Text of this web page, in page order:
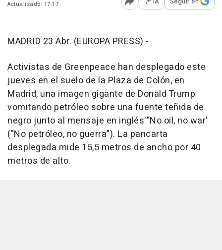
Actualizado: 17:17
Abrir opciones para
MADRID 23 Abr. (EUROPA PRESS) -
Activistas de Greenpeace han desplegado este
jueves en el suelo de la Plaza de Colón, en
Madrid, una imagen gigante de Donald Trump
vomitando petróleo sobre una fuente teñida de
negro junto al mensaje en inglés'"No oil, no war'
("No petróleo, no guerra"). La pancarta
desplegada mide 15,5 metros de ancho por 40
metros de alto.